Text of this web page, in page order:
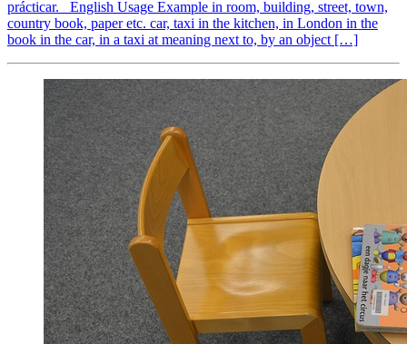
prácticar. English Usage Example in room, building, street, town,
country book, paper etc. car, taxi in the kitchen, in London in the
book in the car, in a taxi at meaning next to, by an object […]